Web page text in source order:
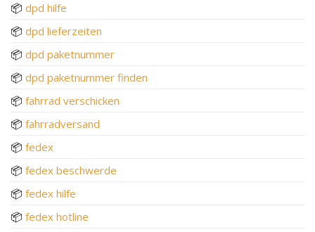
📦 dpd hilfe
📦 dpd lieferzeiten
📦 dpd paketnummer
📦 dpd paketnummer finden
📦 fahrrad verschicken
📦 fahrradversand
📦 fedex
📦 fedex beschwerde
📦 fedex hilfe
📦 fedex hotline